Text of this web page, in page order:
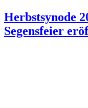
Herbstsynode
Segensfeier